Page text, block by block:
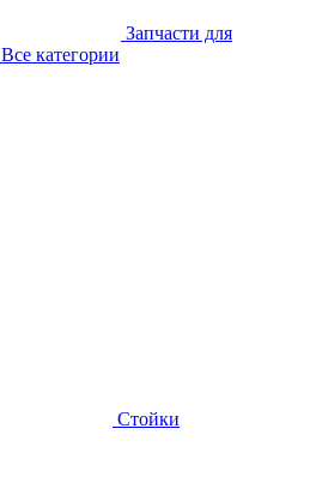
Запчасти для
Все категории
Стойки